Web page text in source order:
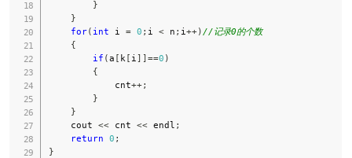
}
}
for( int i = 0 ; i < n ; i ++) //记录0的个数
{
if (a [ k [ i ] ]==0 )
{
            cnt
++;
}
}
    cout
<< cnt << endl ;
return 0 ;
}